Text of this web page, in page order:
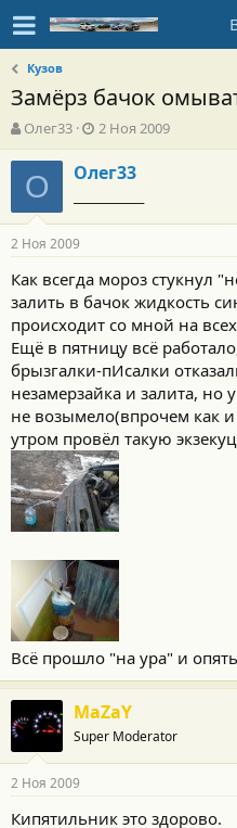
Кузов
Замёрз бачок
А
в
т
о
т
е
м
ы
Олег33
Д
а
т
а
н
а
а
л
а
2 Ноя 2009
О Олег33
2 Ноя 2009
Как всегда мороз стукнул
залить в бачок жидкость
происходит со мной на
Ещё в пятницу всё
брызгалки-пИсалки
незамерзайка и залита, но
не возымело(впрочем как и
утром провёл такую
Всё прошло "на ура" и опять
MaZaY
Super Moderator
2 Ноя 2009
Кипятильник это здорово.